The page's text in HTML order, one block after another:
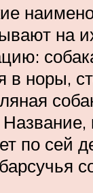
на
в норы,
по сей